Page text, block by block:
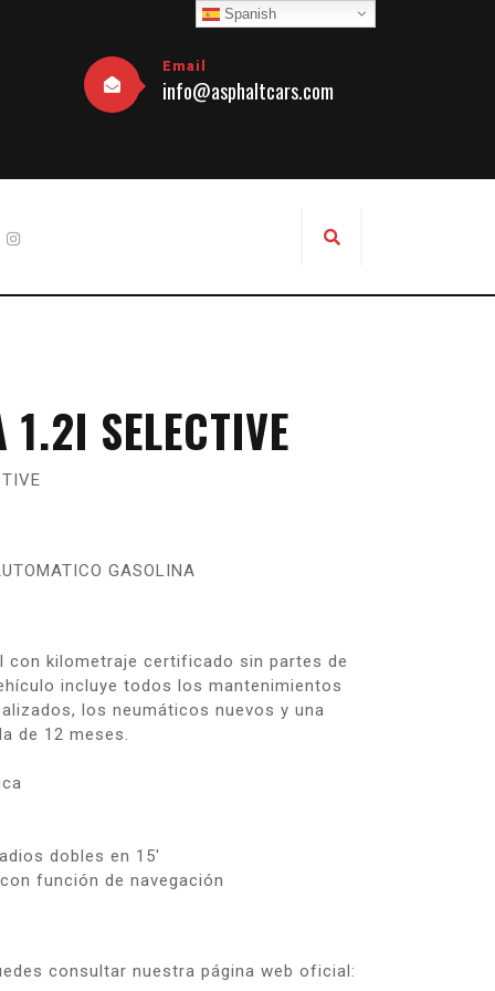
Email
info@asphaltcars.com
1.2I SELECTIVE
GASOLINA
con kilometraje certificado sin partes de
incluye todos los mantenimientos
los neumáticos nuevos y una
de 12 meses.
dobles en 15′
función de navegación
consultar nuestra página web oficial:
Spanish